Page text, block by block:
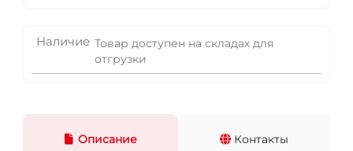
Наличие Товар доступен на складах для
отгрузки
Описание Контакты